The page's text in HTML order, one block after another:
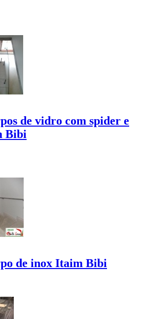
de vidro com spider e
Bibi
de inox Itaim Bibi